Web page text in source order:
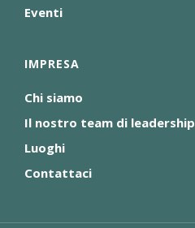
Eventi
IMPRESA
Chi siamo
Il nostro team di leadership
Luoghi
Contattaci